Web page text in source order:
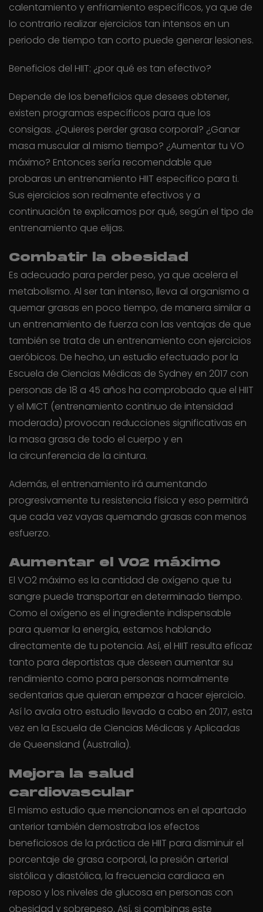
calentamiento y enfriamiento específicos, ya que de
lo contrario realizar ejercicios tan intensos en un
periodo de tiempo tan corto puede generar lesiones.
Beneficios del HIIT: ¿por qué es tan efectivo?
Depende de los beneficios que desees obtener,
existen programas específicos para que los
consigas. ¿Quieres perder grasa corporal? ¿Ganar
masa muscular al mismo tiempo? ¿Aumentar tu VO
máximo? Entonces sería recomendable que
probaras un entrenamiento HIIT específico para ti.
Sus ejercicios son realmente efectivos y a
continuación te explicamos por qué, según el tipo de
entrenamiento que elijas.
Combatir la obesidad
Es adecuado para perder peso, ya que acelera el
metabolismo. Al ser tan intenso, lleva al organismo a
quemar grasas en poco tiempo, de manera similar a
un entrenamiento de fuerza con las ventajas de que
también se trata de un entrenamiento con ejercicios
aeróbicos. De hecho, un estudio efectuado por la
Escuela de Ciencias Médicas de Sydney en 2017 con
personas de 18 a 45 años ha comprobado que el HIIT
y el MICT (entrenamiento continuo de intensidad
moderada) provocan reducciones significativas en
la masa grasa de todo el cuerpo y en
la circunferencia de la cintura.
Además, el entrenamiento irá aumentando
progresivamente tu resistencia física y eso permitirá
que cada vez vayas quemando grasas con menos
esfuerzo.
Aumentar el VO2 máximo
El VO2 máximo es la cantidad de oxígeno que tu
sangre puede transportar en determinado tiempo.
Como el oxígeno es el ingrediente indispensable
para quemar la energía, estamos hablando
directamente de tu potencia. Así, el HIIT resulta eficaz
tanto para deportistas que deseen aumentar su
rendimiento como para personas normalmente
sedentarias que quieran empezar a hacer ejercicio.
Así lo avala otro estudio llevado a cabo en 2017, esta
vez en la Escuela de Ciencias Médicas y Aplicadas
de Queensland (Australia).
Mejora la salud
cardiovascular
El mismo estudio que mencionamos en el apartado
anterior también demostraba los efectos
beneficiosos de la práctica de HIIT para disminuir el
porcentaje de grasa corporal, la presión arterial
sistólica y diastólica, la frecuencia cardiaca en
reposo y los niveles de glucosa en personas con
obesidad y sobrepeso. Así, si combinas este